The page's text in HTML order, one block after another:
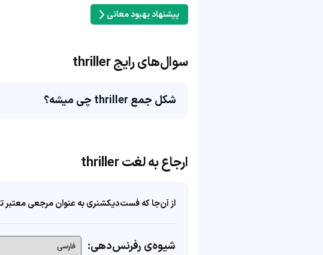
پیشنهاد بهبود معانی
سوال‌های رایج thriller
شکل جمع thriller چی میشه؟
ارجاع به لغت thriller
از آن‌جا که فست‌دیکشنری به عنوان مرجعی معتبر
شیوه‌ی رفرنس‌دهی: